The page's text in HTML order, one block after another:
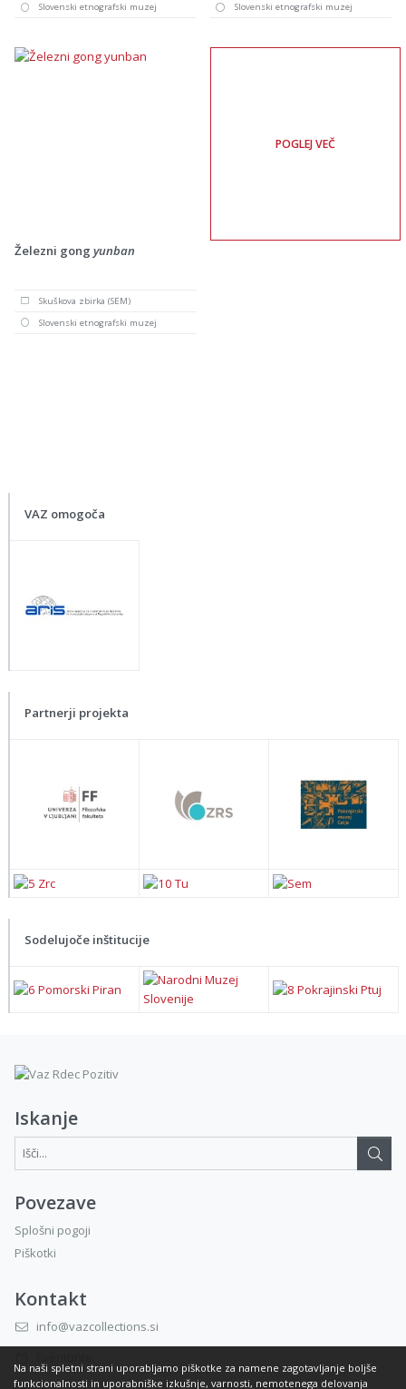
Slovenski etnografski muzej
Slovenski etnografski muzej
Železni gong yunban
Skuškova zbirka (SEM)
Slovenski etnografski muzej
POGLEJ VEČ
VAZ omogoča
Partnerji projekta
Sodelujoče inštitucije
Iskanje
Išči...:
Povezave
Splošni pogoji
Piškotki
Kontakt
info@vazcollections.si
Na naši spletni strani uporabljamo piškotke za namene zagotavljanje boljše
funkcionalnosti in uporabniške izkušnje, varnosti, nemotenega delovanja